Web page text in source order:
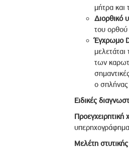
μήτρα και
Διορθικό
του ορθού
Έγχρωμο
μελετάται
των
ο σπλήνας
Ειδικές
Μελέτη